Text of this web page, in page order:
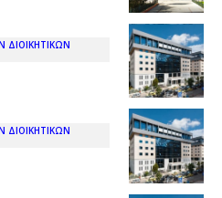
ΔΙΟΙΚΗΤΙΚΩΝ
ΔΙΟΙΚΗΤΙΚΩΝ